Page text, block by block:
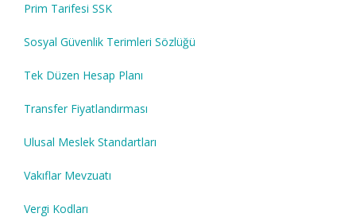
Prim Tarifesi SSK
Sosyal Güvenlik Terimleri Sözlüğü
Tek Düzen Hesap Planı
Transfer Fiyatlandırması
Ulusal Meslek Standartları
Vakıflar Mevzuatı
Vergi Kodları